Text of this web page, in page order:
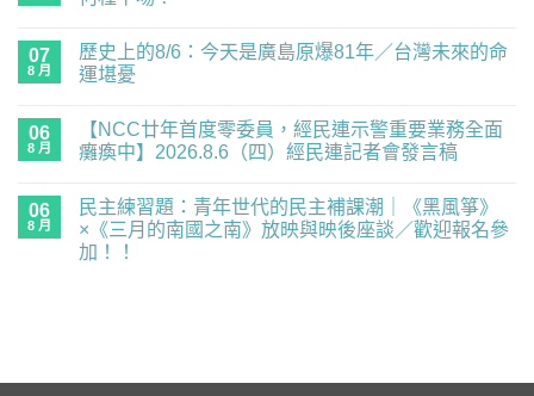
系
動
作
用
被
華
走
「打
針」
宗
魁
聊
特
勒
築
產，
在
留
言
07
8 月
歷史上的8/6：今天是廣島原爆81年／台灣未來的命
運堪憂
上
的
天
廣
島
言
06
8 月
【NCC廿年首度零委員，經民連示警重要業務全面
癱瘓中】2026.8.6（四）經民連記者會發言稿
廿
首
度
留
言
06
8 月
民主練習題：青年世代的民主補課潮｜《黑風箏》
×《三月的南國之南》放映與映後座談／歡迎報名參
加！！
年